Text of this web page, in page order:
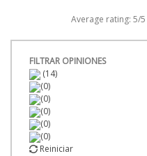
Average rating: 5/5
FILTRAR OPINIONES
(14)
(0)
(0)
(0)
(0)
(0)
Reiniciar